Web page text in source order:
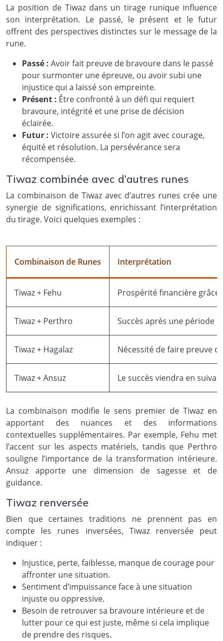
La position de Tiwaz dans un tirage runique influence
son interprétation. Le passé, le présent et le futur
offrent des perspectives distinctes sur le message de la
rune.
Passé : Avoir fait preuve de bravoure dans le passé
pour surmonter une épreuve, ou avoir subi une
injustice qui a laissé son empreinte.
Présent : Être confronté à un défi qui requiert
bravoure, intégrité et une prise de décision
éclairée.
Futur : Victoire assurée si l’on agit avec courage,
équité et résolution. La persévérance sera
récompensée.
Tiwaz combinée avec d’autres runes
La combinaison de Tiwaz avec d’autres runes crée une
synergie de significations, enrichissant l’interprétation
du tirage. Voici quelques exemples :
Combinaison de Runes Interprétation
Tiwaz + Fehu Prospérité financière grâce
Tiwaz + Perthro Succès après une période
Tiwaz + Hagalaz Nécessité de faire preuve
Tiwaz + Ansuz Le succès viendra en
La combinaison modifie le sens premier de Tiwaz en
apportant des nuances et des informations
contextuelles supplémentaires. Par exemple, Fehu met
l’accent sur les aspects matériels, tandis que Perthro
souligne l’importance de la transformation intérieure.
Ansuz apporte une dimension de sagesse et de
guidance.
Tiwaz renversée
Bien que certaines traditions ne prennent pas en
compte les runes inversées, Tiwaz renversée peut
indiquer :
Injustice, perte, faiblesse, manque de courage pour
affronter une situation.
Sentiment d’impuissance face à une situation
injuste ou oppressive.
Besoin de retrouver sa bravoure intérieure et de
lutter pour ce qui est juste, même si cela implique
de prendre des risques.